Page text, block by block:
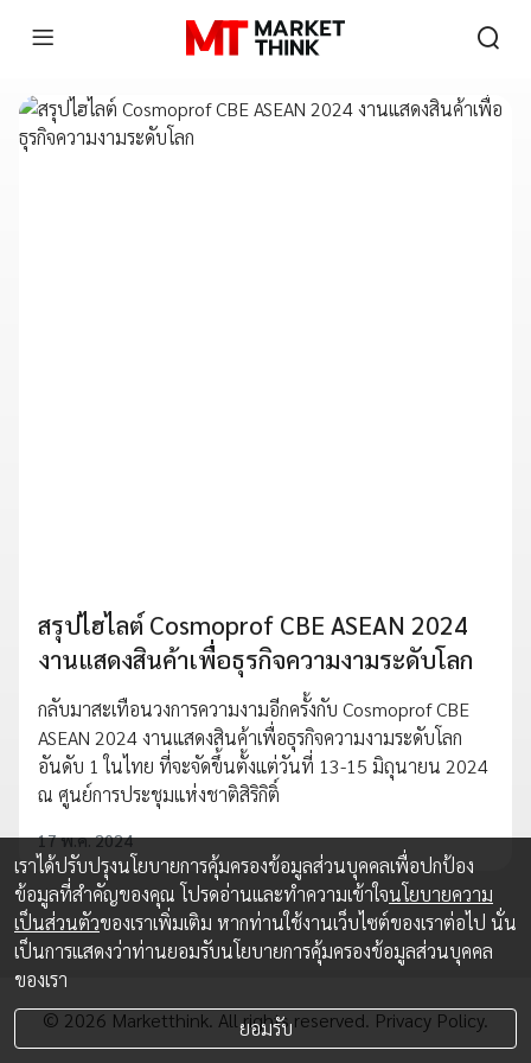
สรุปไฮไลต์ Cosmoprof CBE ASEAN 2024
งานแสดงสินค้าเพื่อธุรกิจความงามระดับโลก
กลับมาสะเทือนวงการความงามอีกครั้งกับ Cosmoprof CBE
ASEAN 2024 งานแสดงสินค้าเพื่อธุรกิจความงามระดับโลก
อันดับ 1 ในไทย ที่จะจัดขึ้นตั้งแต่วันที่ 13-15 มิถุนายน 2024
ณ ศูนย์การประชุมแห่งชาติสิริกิติ์
17 พ.ค. 2024
© 2026 Marketthink. All rights reserved. Privacy Policy.
เราได้ปรับปรุงนโยบายการคุ้มครองข้อมูลส่วนบุคคลเพื่อปกป้อง
ข้อมูลที่สำคัญของคุณ โปรดอ่านและทำความเข้าใจนโยบายความ
เป็นส่วนตัวของเราเพิ่มเติม หากท่านใช้งานเว็บไซต์ของเราต่อไป นั่น
เป็นการแสดงว่าท่านยอมรับนโยบายการคุ้มครองข้อมูลส่วนบุคคล
ของเรา
ยอมรับ